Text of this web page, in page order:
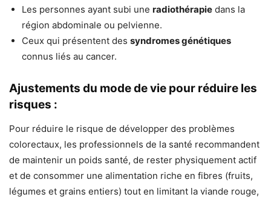
Les personnes ayant subi une radiothérapie dans la
région abdominale ou pelvienne.
Ceux qui présentent des syndromes génétiques
connus liés au cancer.
Ajustements du mode de vie pour réduire les
risques :
Pour réduire le risque de développer des problèmes
colorectaux, les professionnels de la santé recommandent
de maintenir un poids santé, de rester physiquement actif
et de consommer une alimentation riche en fibres (fruits,
légumes et grains entiers) tout en limitant la viande rouge,